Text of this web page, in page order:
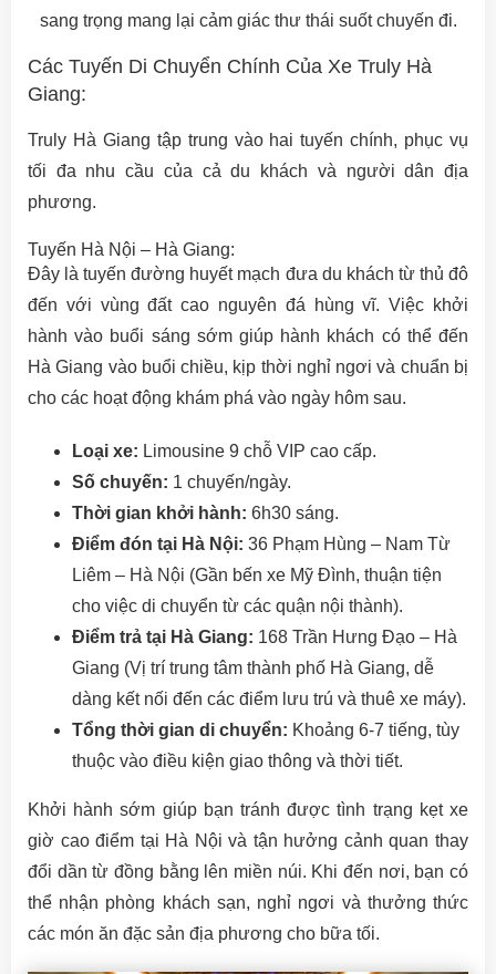
sang trọng mang lại cảm giác thư thái suốt chuyến đi.
Các Tuyến Di Chuyển Chính Của Xe Truly Hà
Giang:
Truly Hà Giang tập trung vào hai tuyến chính, phục vụ
tối đa nhu cầu của cả du khách và người dân địa
phương.
Tuyến Hà Nội – Hà Giang:
Đây là tuyến đường huyết mạch đưa du khách từ thủ đô
đến với vùng đất cao nguyên đá hùng vĩ. Việc khởi
hành vào buổi sáng sớm giúp hành khách có thể đến
Hà Giang vào buổi chiều, kịp thời nghỉ ngơi và chuẩn bị
cho các hoạt động khám phá vào ngày hôm sau.
Loại xe: Limousine 9 chỗ VIP cao cấp.
Số chuyến: 1 chuyến/ngày.
Thời gian khởi hành: 6h30 sáng.
Điểm đón tại Hà Nội: 36 Phạm Hùng – Nam Từ
Liêm – Hà Nội (Gần bến xe Mỹ Đình, thuận tiện
cho việc di chuyển từ các quận nội thành).
Điểm trả tại Hà Giang: 168 Trần Hưng Đạo – Hà
Giang (Vị trí trung tâm thành phố Hà Giang, dễ
dàng kết nối đến các điểm lưu trú và thuê xe máy).
Tổng thời gian di chuyển: Khoảng 6-7 tiếng, tùy
thuộc vào điều kiện giao thông và thời tiết.
Khởi hành sớm giúp bạn tránh được tình trạng kẹt xe
giờ cao điểm tại Hà Nội và tận hưởng cảnh quan thay
đổi dần từ đồng bằng lên miền núi. Khi đến nơi, bạn có
thể nhận phòng khách sạn, nghỉ ngơi và thưởng thức
các món ăn đặc sản địa phương cho bữa tối.